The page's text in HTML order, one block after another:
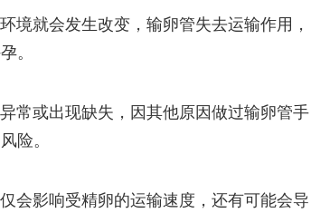
境就会发生改变，输卵管失去运输作用，
。
常或出现缺失，因其他原因做过输卵管手
险。
会影响受精卵的运输速度，还有可能会导